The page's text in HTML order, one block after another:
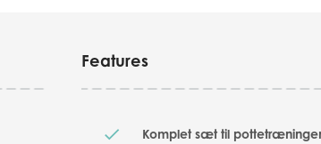
Features
Komplet sæt til